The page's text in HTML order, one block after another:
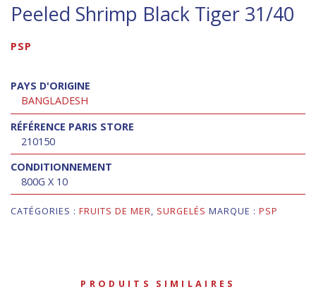
Peeled Shrimp Black Tiger 31/40
PSP
PAYS D'ORIGINE
BANGLADESH
RÉFÉRENCE PARIS STORE
210150
CONDITIONNEMENT
800G X 10
CATÉGORIES : FRUITS DE MER, SURGELÉS MARQUE : PSP
PRODUITS SIMILAIRES